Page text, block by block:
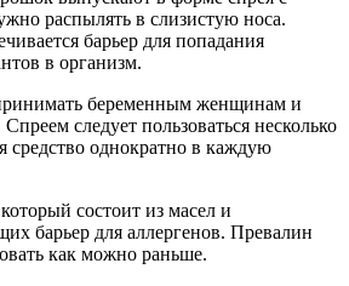
распылять в слизистую носа.
барьер для попадания
в организм.
беременным женщинам и
следует пользоваться несколько
средство однократно в каждую
состоит из масел и
барьер для аллергенов. Превалин
как можно раньше.